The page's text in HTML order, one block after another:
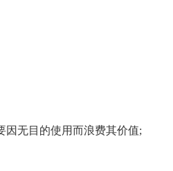
因无目的使用而浪费其价值;